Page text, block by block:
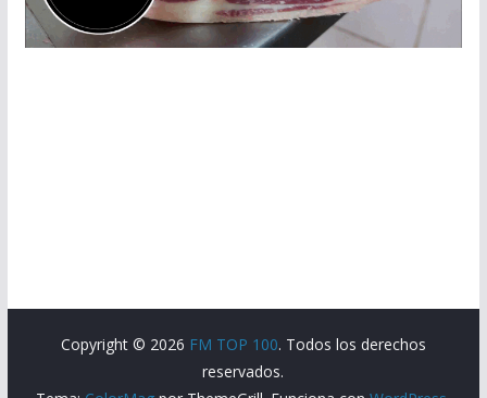
Copyright © 2026 FM TOP 100. Todos los derechos
reservados.